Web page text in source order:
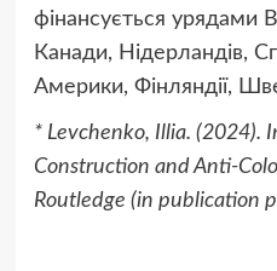
фінансується урядами
Канади, Нідерландів,
Америки, Фінляндії,
* Levchenko, Illia. (2024).
Construction and Anti-
Routledge (in publication